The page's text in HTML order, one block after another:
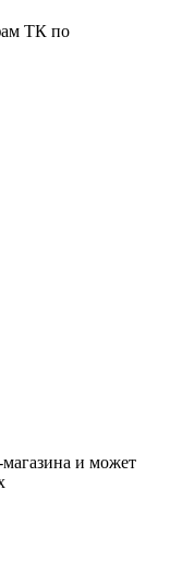
ТК по
магазина и может